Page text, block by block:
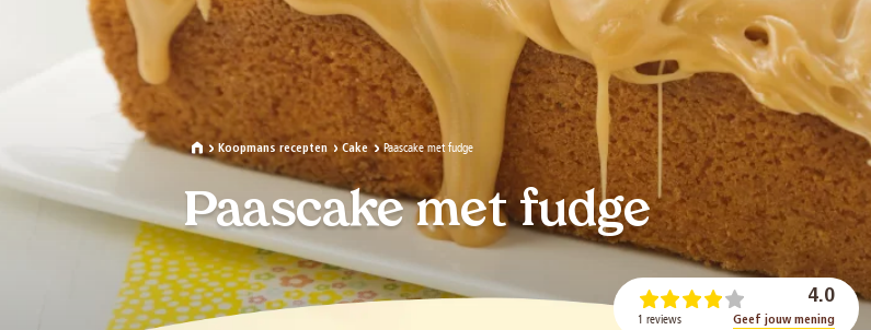
Koopmans recepten Cake Paascake met fudge
Paascake met fudge
4.0
1 reviews Geef jouw mening